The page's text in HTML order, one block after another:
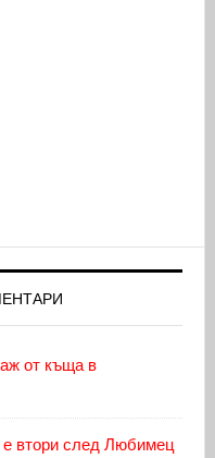
от къща в
е втори след Любимец